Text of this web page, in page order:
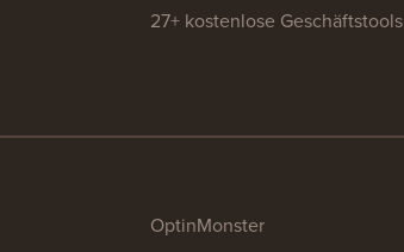
27+ kostenlose Geschäftstools
OptinMonster